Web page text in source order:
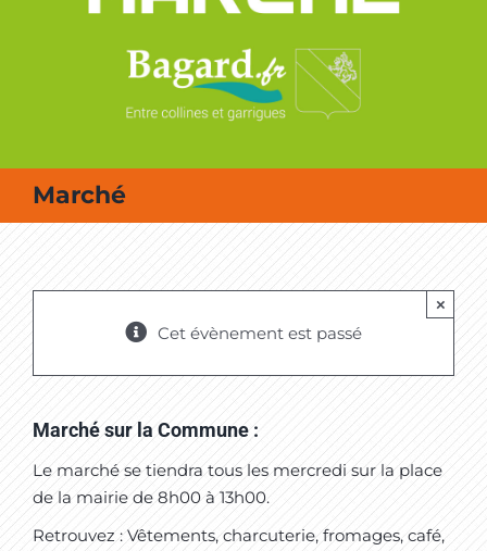
MES SORTIES / MES LOISIRS
Marché
Cet évènement est passé
×
Marché sur la Commune :
Le marché se tiendra tous les mercredi sur la place
de la mairie de 8h00 à 13h00.
Retrouvez : Vêtements, charcuterie, fromages, café,